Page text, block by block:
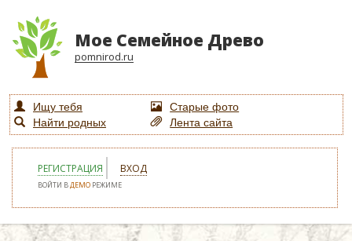
Мое Семейное Древо
pomnirod.ru
Ищу тебя
Старые фото
Найти родных
Лента сайта
РЕГИСТРАЦИЯ ВХОД
ВОЙТИ ВДЕМО РЕЖИМЕ